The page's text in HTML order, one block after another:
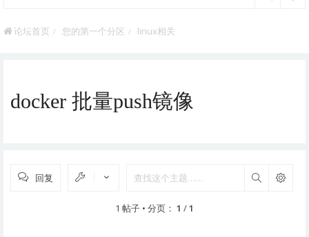
论坛首页 您的第一个分区 linux相关
docker 批量push镜像
回复 搜索
1 帖子 • 分页： 1 /1